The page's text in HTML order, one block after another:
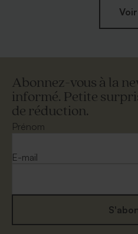
Grande enveloppe papier
kraft
Abonnez-vous à la
informé. Petite
de réduction.
Prénom
E-mail